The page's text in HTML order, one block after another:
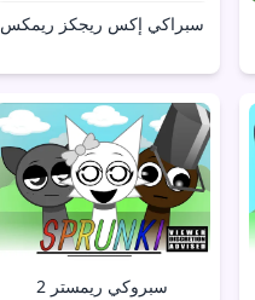
سبراكي إكس ريجكز ريمكس
سبروكي ريمستر 2